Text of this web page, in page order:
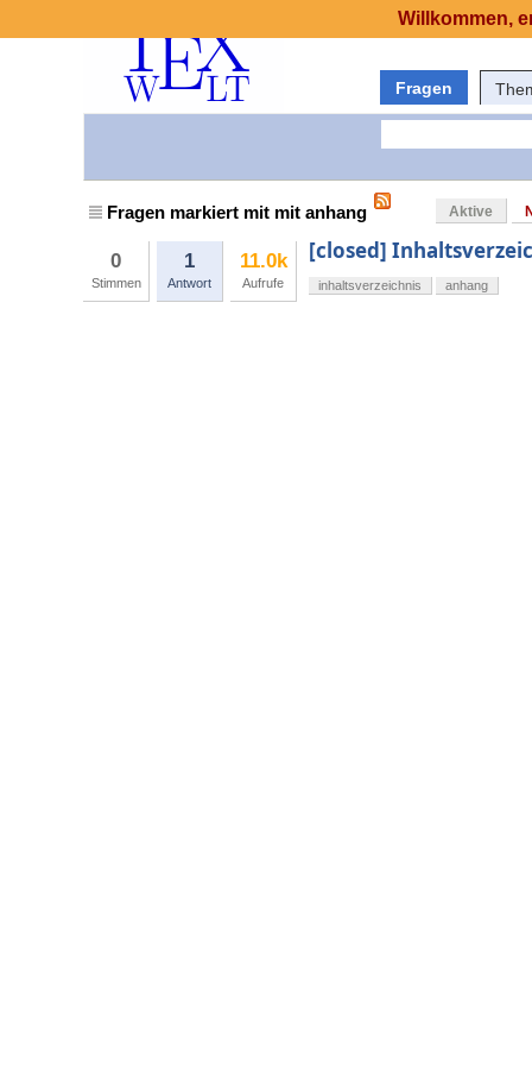
Fragen
Fragen markiert mit mit anhang Aktive
0
Stimmen
1
Antwort
11.0k
Aufrufe
[closed]
inhaltsverzeichnis anhang
Willkommen,